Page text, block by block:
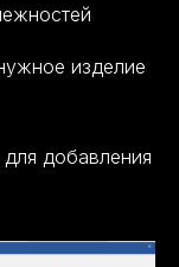
изделие
добавления